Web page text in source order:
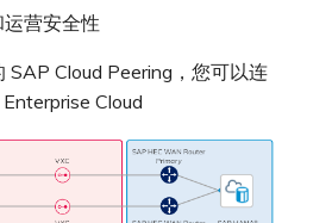
更新公司信息
重置密码
测
？
内
营安全性
SAP Cloud Peering，您可以连
Cloud